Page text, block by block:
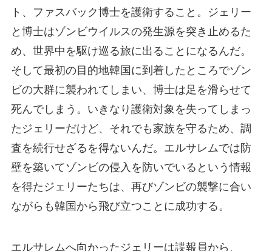
ト、ファスバック博士を護衛すること。ジェリー
と博士はゾンビウイルスの発生源を突き止めるた
め、世界中を駆け巡る旅に出ることになるんだ。
そして最初の目的地韓国に到着したところでゾン
ビの大群に襲われてしまい、博士は足を滑らせて
死んでしまう。いきなり護衛対象を失ってしまっ
たジェリーだけど、それでも家族を守るため、調
査を続行せざるを得ないんだ。エルサレムでは防
壁を築いてゾンビの侵入を防いでいるという情報
を得たジェリーたちは、再びゾンビの襲撃に合い
ながらも韓国から飛び立つことに成功する。
エルサレムへ向かったジェリーは諜報員から、